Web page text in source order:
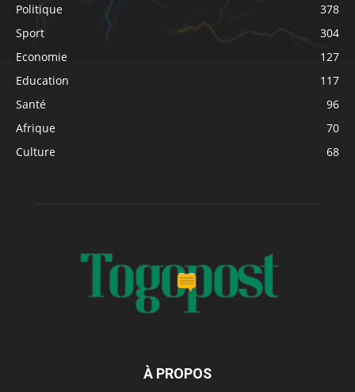
Politique
378
Sport
304
Economie
127
Education
117
Santé
96
Afrique
70
Culture
68
À PROPOS